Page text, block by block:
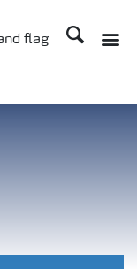
ค้นหา